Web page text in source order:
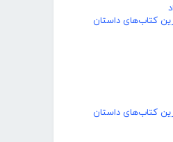
کتاب‌های داستان
کتاب‌های داستان